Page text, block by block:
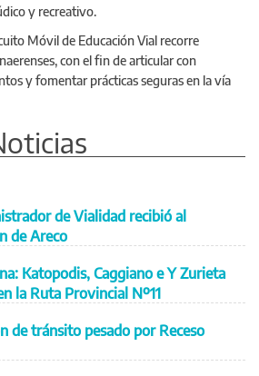
y recreativo.
Móvil de Educación Vial recorre
con el fin de articular con
y fomentar prácticas seguras en la vía
de Vialidad recibió al
de Areco
Katopodis, Caggiano e Y Zurieta
la Ruta Provincial Nº11
de tránsito pesado por Receso